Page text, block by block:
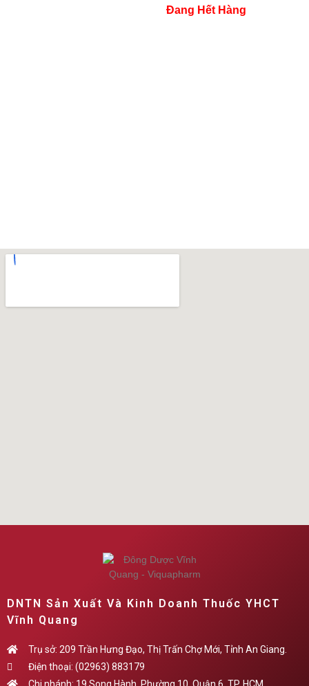
Đang Hết Hàng
DNTN Sản Xuất Và Kinh Doanh Thuốc YHCT
Vĩnh Quang
Trụ sở: 209 Trần Hưng Đạo, Thị Trấn Chợ Mới, Tỉnh An Giang.
Điện thoại: (02963) 883179
Chi nhánh: 19 Song Hành, Phường 10, Quận 6, TP. HCM